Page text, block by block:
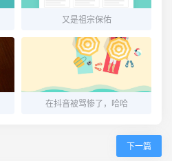
又是祖宗保佑
在抖音被骂惨了，哈哈
下一篇